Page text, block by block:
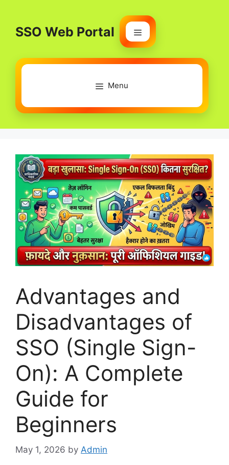
contentSSO Web Portal
Menu
Menu
Advantages and
Disadvantages of
SSO (Single Sign-
On): A Complete
Guide for
Beginners
May 1, 2026 by Admin